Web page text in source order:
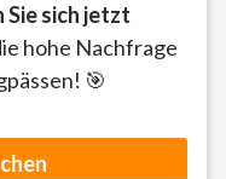
Sie sich jetzt
hohe Nachfrage
🎯